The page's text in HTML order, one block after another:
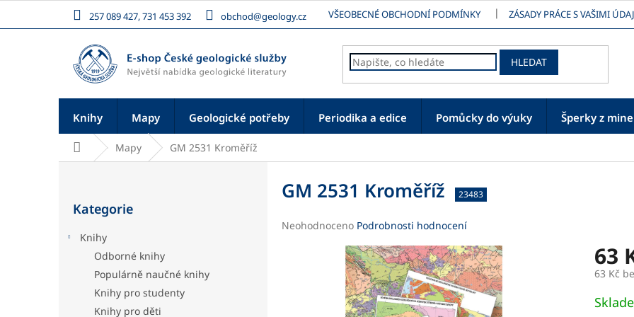
obsah
257 089 427, 731 453 392 obchod@geology.cz VŠEOBECNÉ OBCHODNÍ PODMÍNKY ZÁSADY PRÁCE S VAŠIMI
HLEDAT
Knihy Mapy Geologické potřeby Periodika a edice Pomůcky do výuky Šperky z
Domů Mapy GM 2531 Kroměříž
kategorie
Kategorie
Knihy
Odborné knihy
Populárně naučné knihy
Knihy pro studenty
Knihy pro děti
GM 2531 Kroměříž 23483
Průměrné
Neohodnoceno Podrobnosti hodnocení
63
63 Kč
cena: